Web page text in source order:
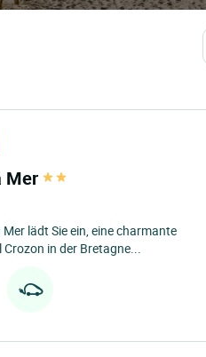
Mer
lädt Sie ein, eine charmante
in der Bretagne...